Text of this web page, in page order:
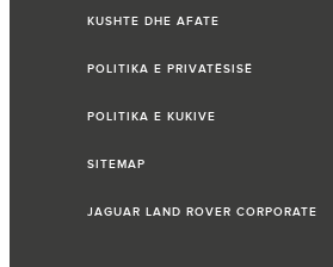
KUSHTE DHE AFATE
POLITIKA E PRIVATËSISË
POLITIKA E KUKIVE
SITEMAP
JAGUAR LAND ROVER CORPORATE